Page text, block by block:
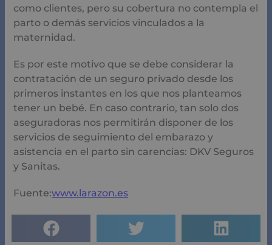
como clientes, pero su cobertura no contempla el
parto o demás servicios vinculados a la
maternidad.
Es por este motivo que se debe considerar la
contratación de un seguro privado desde los
primeros instantes en los que nos planteamos
tener un bebé. En caso contrario, tan solo dos
aseguradoras nos permitirán disponer de los
servicios de seguimiento del embarazo y
asistencia en el parto sin carencias: DKV Seguros
y Sanitas.
Fuente:www.larazon.es